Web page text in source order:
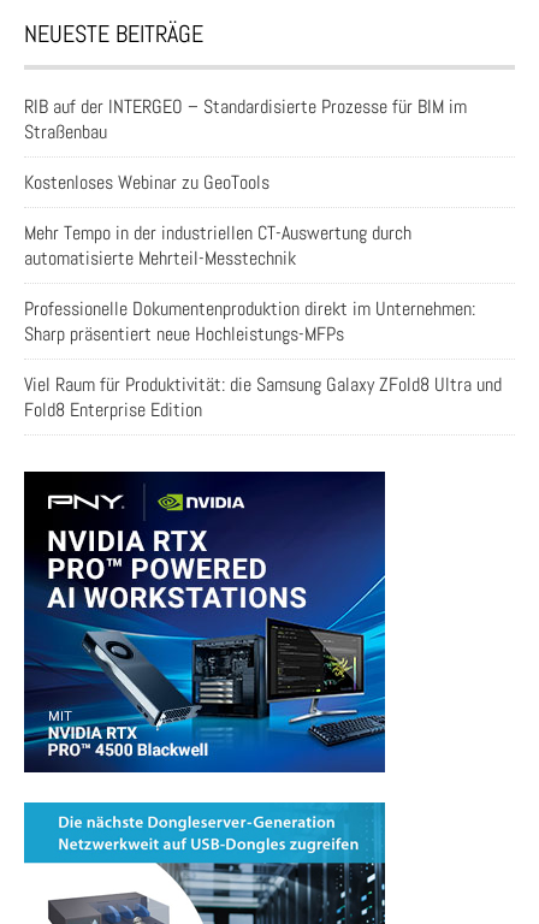
NEUESTE BEITRÄGE
RIB auf der INTERGEO – Standardisierte Prozesse für BIM im
Straßenbau
Kostenloses Webinar zu GeoTools
Mehr Tempo in der industriellen CT-Auswertung durch
automatisierte Mehrteil-Messtechnik
Professionelle Dokumentenproduktion direkt im Unternehmen:
Sharp präsentiert neue Hochleistungs-MFPs
Viel Raum für Produktivität: die Samsung Galaxy ZFold8 Ultra und
Fold8 Enterprise Edition